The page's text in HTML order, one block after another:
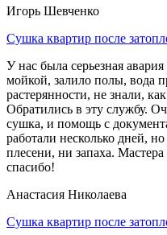
Игорь Шевченко
Сушка квартир после
У нас была серьезная
мойкой, залило полы, вода
растерянности, не знали,
Обратились в эту службу.
сушка, и помощь с
работали несколько дней,
плесени, ни запаха.
спасибо!
Анастасия Николаева
Сушка квартир после